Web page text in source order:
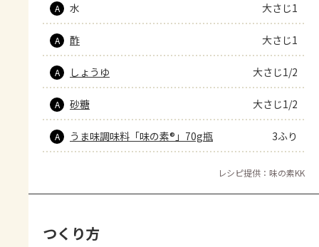
A 水 大さじ1
A 酢 大さじ1
A しょうゆ 大さじ1/2
A 砂糖 大さじ1/2
A うま味調味料「味の素®」70g瓶 3ふり
レシピ提供：味の素KK
つくり方